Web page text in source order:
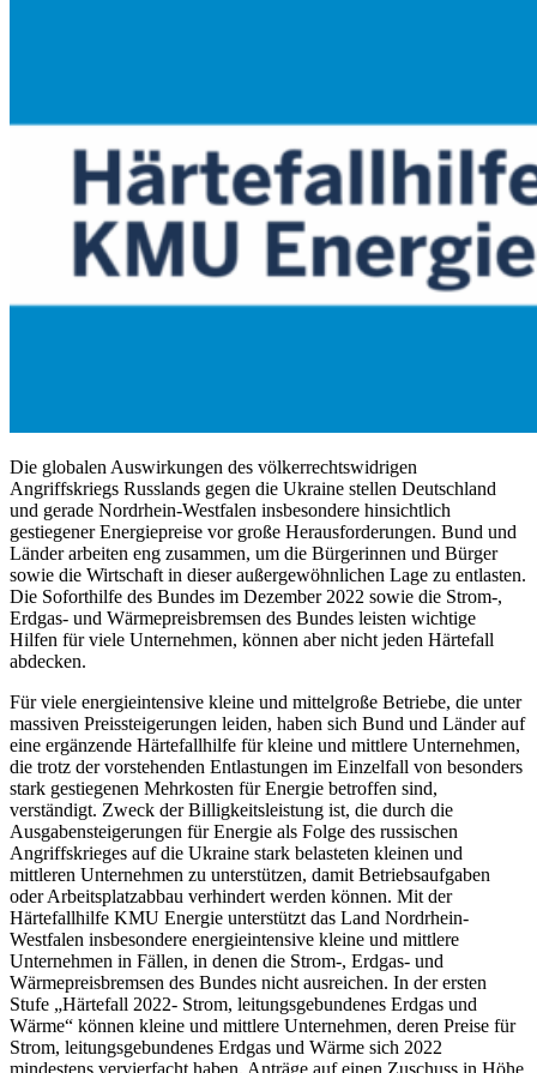
Die globalen Auswirkungen des völkerrechtswidrigen
Angriffskriegs Russlands gegen die Ukraine stellen Deutschland
und gerade Nordrhein-Westfalen insbesondere hinsichtlich
gestiegener Energiepreise vor große Herausforderungen. Bund und
Länder arbeiten eng zusammen, um die Bürgerinnen und Bürger
sowie die Wirtschaft in dieser außergewöhnlichen Lage zu entlasten.
Die Soforthilfe des Bundes im Dezember 2022 sowie die Strom-,
Erdgas- und Wärmepreisbremsen des Bundes leisten wichtige
Hilfen für viele Unternehmen, können aber nicht jeden Härtefall
abdecken.
Für viele energieintensive kleine und mittelgroße Betriebe, die unter
massiven Preissteigerungen leiden, haben sich Bund und Länder auf
eine ergänzende Härtefallhilfe für kleine und mittlere Unternehmen,
die trotz der vorstehenden Entlastungen im Einzelfall von besonders
stark gestiegenen Mehrkosten für Energie betroffen sind,
verständigt. Zweck der Billigkeitsleistung ist, die durch die
Ausgabensteigerungen für Energie als Folge des russischen
Angriffskrieges auf die Ukraine stark belasteten kleinen und
mittleren Unternehmen zu unterstützen, damit Betriebsaufgaben
oder Arbeitsplatzabbau verhindert werden können. Mit der
Härtefallhilfe KMU Energie unterstützt das Land Nordrhein-
Westfalen insbesondere energieintensive kleine und mittlere
Unternehmen in Fällen, in denen die Strom-, Erdgas- und
Wärmepreisbremsen des Bundes nicht ausreichen. In der ersten
Stufe „Härtefall 2022- Strom, leitungsgebundenes Erdgas und
Wärme“ können kleine und mittlere Unternehmen, deren Preise für
Strom, leitungsgebundenes Erdgas und Wärme sich 2022
mindestens vervierfacht haben, Anträge auf einen Zuschuss in Höhe